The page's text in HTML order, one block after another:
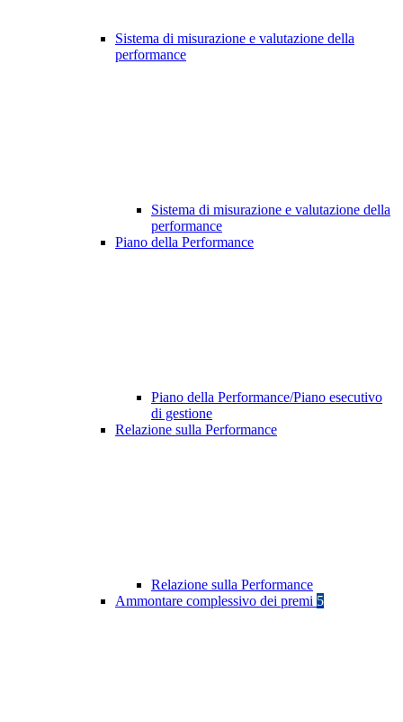
Sistema di misurazione e valutazione della
performance
Sistema di misurazione e valutazione della
performance
Piano della Performance
Piano della Performance/Piano esecutivo
di gestione
Relazione sulla Performance
Relazione sulla Performance
Ammontare complessivo dei premi 5